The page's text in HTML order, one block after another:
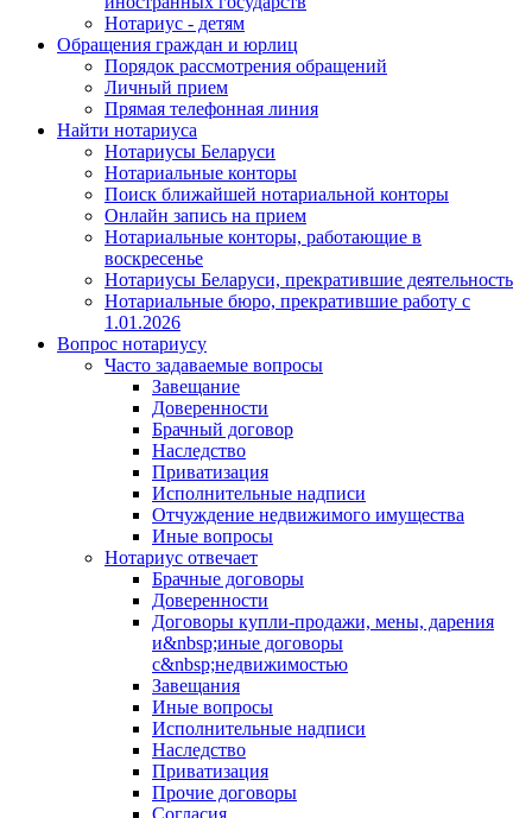
Нотариус - детям
Обращения граждан и юрлиц
Порядок рассмотрения обращений
Личный прием
Прямая телефонная линия
Найти нотариуса
Нотариусы Беларуси
Нотариальные конторы
Поиск ближайшей нотариальной конторы
Онлайн запись на прием
Нотариальные конторы, работающие в
воскресенье
Нотариусы Беларуси, прекратившие деятельность
Нотариальные бюро, прекратившие работу с
1.01.2026
Вопрос нотариусу
Часто задаваемые вопросы
Завещание
Доверенности
Брачный договор
Наследство
Приватизация
Исполнительные надписи
Отчуждение недвижимого имущества
Иные вопросы
Нотариус отвечает
Брачные договоры
Доверенности
Договоры купли-продажи, мены, дарения
и&nbsp;иные договоры
с&nbsp;недвижимостью
Завещания
Иные вопросы
Исполнительные надписи
Наследство
Приватизация
Прочие договоры